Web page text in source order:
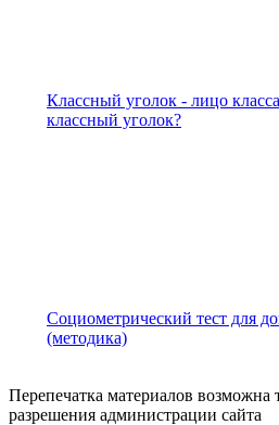
Классный уголок - лицо
классный уголок?
Социометрический тест для
(методика)
Перепечатка материалов возможна
разрешения администрации сайта